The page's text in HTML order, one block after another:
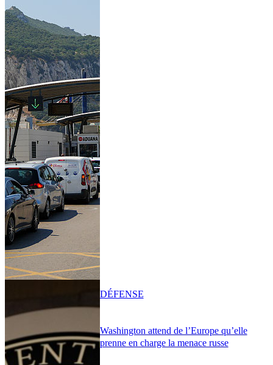
Washington attend de l’Europe qu’elle
prenne en charge la menace russe
DÉFENSE